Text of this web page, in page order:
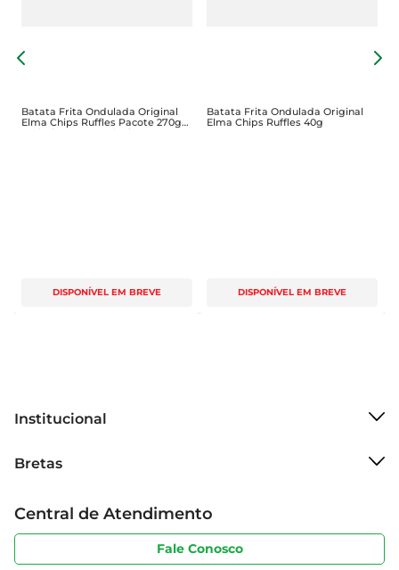
Batata Frita Ondulada Original
Elma Chips Ruffles Pacote 270g
Embalagem Econômica
DISPONÍVEL EM BREVE
Batata Frita Ondulada Original
Elma Chips Ruffles 40g
DISPONÍVEL EM BREVE
Institucional
Grupo Cencosud
Sobre privacidade
Portal do fornecedor
Bretas
Produtos Bretas
Código de ética
Serviços
Central de Atendimento
Fale Conosco